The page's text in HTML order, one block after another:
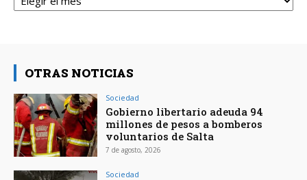
OTRAS NOTICIAS
Sociedad
Gobierno libertario adeuda 94
millones de pesos a bomberos
voluntarios de Salta
7 de agosto, 2026
Sociedad